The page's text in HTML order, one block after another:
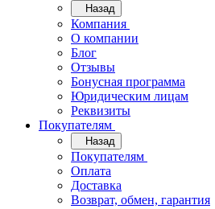
Назад
Компания
О компании
Блог
Отзывы
Бонусная программа
Юридическим лицам
Реквизиты
Покупателям
Назад
Покупателям
Оплата
Доставка
Возврат, обмен, гарантия